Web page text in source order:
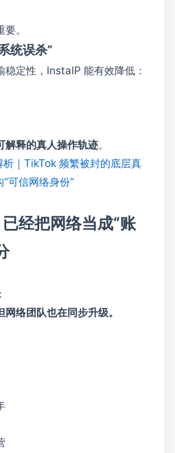
。
统误杀”
定性，InstaIP 能有效降低：
解释的真人操作轨迹。
｜TikTok 频繁被封的底层真
可信网络身份”
经把网络当成“账
络团队也在同步升级。